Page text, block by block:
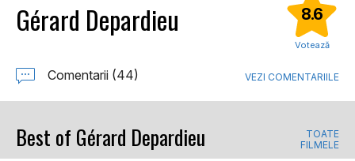
Gérard Depardieu 8.6
Votează
Comentarii (44) VEZI COMENTARIILE
Best of Gérard Depardieu
TOATE
FILMELE